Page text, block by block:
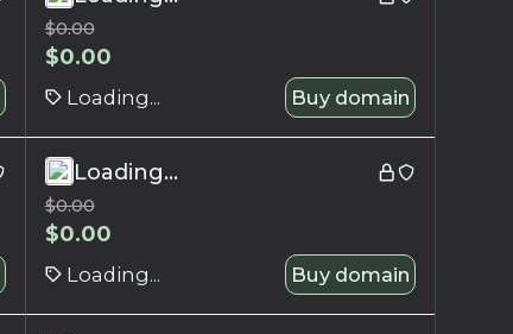
$0.00
$0.00
Loading... Buy domain
Loading...
$0.00
$0.00
Loading... Buy domain